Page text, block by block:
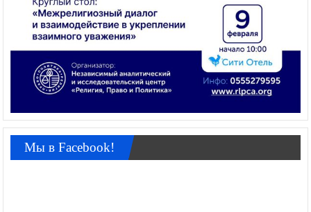
Мы в Facebook!